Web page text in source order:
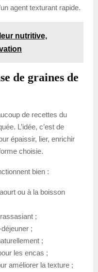
agent texturant rapide.
nutritive,
de graines de
de recettes du
L’idée, c’est de
épaissir, lier, enrichir
choisie.
bien :
ou à la boisson
;
;
;
les encas ;
améliorer la texture ;